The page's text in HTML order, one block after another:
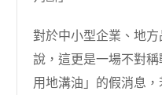
對於中小型企業、地
說，這更是一場不對
用地溝油」的假消息